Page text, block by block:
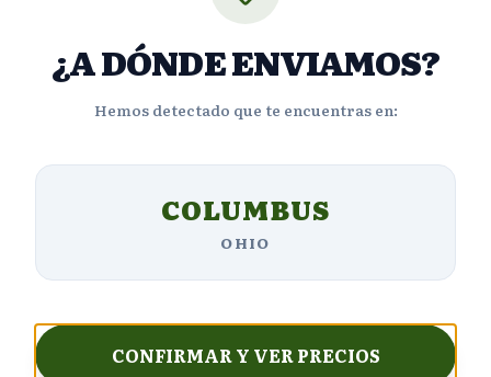
¿A DÓNDE ENVIAMOS?
Hemos detectado que te encuentras en:
COLUMBUS
OHIO
CONFIRMAR Y VER PRECIOS